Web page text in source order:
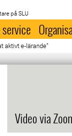
på SLU
aktivt e-lärande”
Video via